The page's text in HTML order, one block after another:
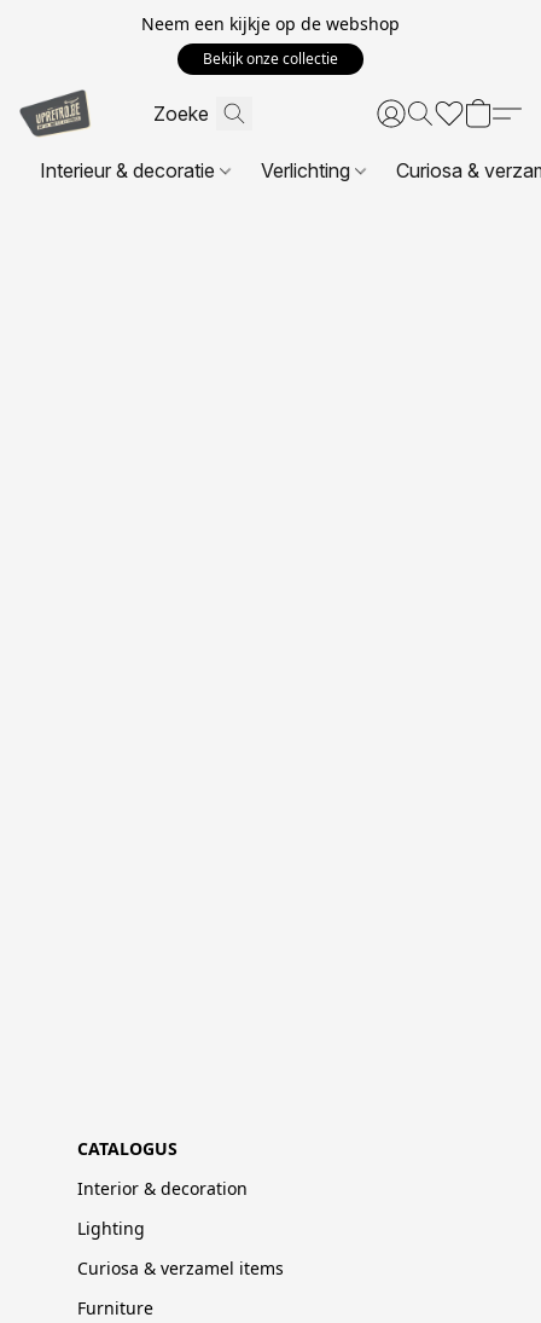
Neem een kijkje op de webshop
Bekijk onze collectie
Interieur & decoratie Verlichting Curiosa &
CATALOGUS
Interior & decoration
Lighting
Curiosa & verzamel items
Furniture